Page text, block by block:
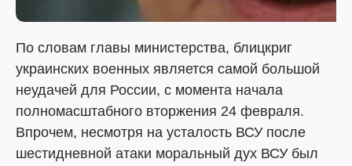
По словам главы министерства, блицкриг
украинских военных является самой большой
неудачей для России, с момента начала
полномасштабного вторжения 24 февраля.
Впрочем, несмотря на усталость ВСУ после
шестидневной атаки моральный дух ВСУ был